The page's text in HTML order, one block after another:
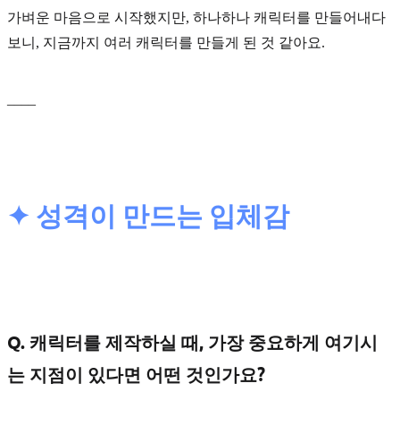
가벼운 마음으로 시작했지만, 하나하나 캐릭터를 만들어내다
보니, 지금까지 여러 캐릭터를 만들게 된 것 같아요.
✦ 성격이 만드는 입체감
Q. 캐릭터를 제작하실 때, 가장 중요하게 여기시
는 지점이 있다면 어떤 것인가요?